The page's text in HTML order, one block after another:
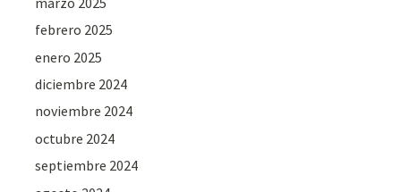
febrero 2025
enero 2025
diciembre 2024
noviembre 2024
octubre 2024
septiembre 2024